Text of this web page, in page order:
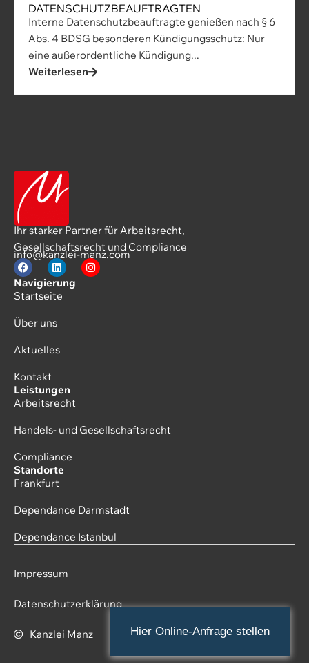
DATENSCHUTZBEAUFTRAGTEN
Interne Datenschutzbeauftragte genießen nach § 6
Abs. 4 BDSG besonderen Kündigungsschutz: Nur
eine außerordentliche Kündigung...
Weiterlesen
Ihr starker Partner für Arbeitsrecht,
Gesellschaftsrecht und Compliance
info@kanzlei-manz.com
Navigierung
Startseite
Über uns
Aktuelles
Kontakt
Leistungen
Arbeitsrecht
Handels- und Gesellschaftsrecht
Compliance
Standorte
Frankfurt
Dependance Darmstadt
Dependance Istanbul
Impressum
Datenschutzerklärung
Kanzlei Manz Hier Online-Anfrage stellen